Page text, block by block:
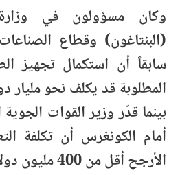
وكان مسؤولون في وزارة
(البنتاغون) وقطاع
سابقاً أن استكمال تجهيز
المطلوبة قد يكلف نحو مليار
بينما قدّر وزير القوات
أمام الكونغرس أن تكلفة
الأرجح أقل من 400 مليون دولار.